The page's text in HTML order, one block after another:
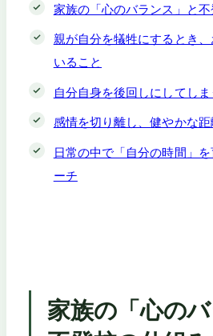
家族の「心のバランス」と
親が自分を犠牲にするとき
いること
自分自身を後回しにしてし
感情を切り離し、健やかな
日常の中で「自分の時間」
ーチ
家族の「心の